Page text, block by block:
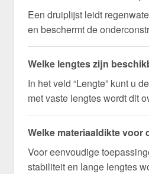
Een druiplijst leidt
en beschermt de
Welke lengtes zijn
In het veld “Lengte” kunt u
met vaste lengtes wordt dit
Welke materiaaldikte voor
Voor eenvoudige
stabiliteit en lange lengtes